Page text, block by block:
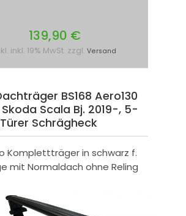
139,90 €
inkl. 19% MwSt. zzgl. Versand
BS168 Aero130
Scala Bj. 2019-, 5-
Türer Schrägheck
Komplettträger in schwarz f.
mit Normaldach ohne Reling